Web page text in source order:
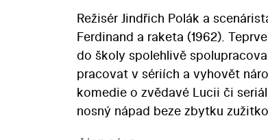
Režisér Jindřich Polák a
Ferdinand a raketa (1962).
do školy spolehlivě
pracovat v sériích a vyhovět
komedie o zvědavé Lucii či
nosný nápad beze zbytku